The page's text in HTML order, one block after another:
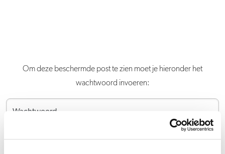
Om deze beschermde post te zien moet je hieronder het
wachtwoord invoeren: